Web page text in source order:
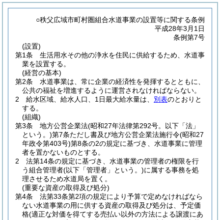
○秩父広域市町村圏組合水道事業の設置等に関する条例
平成28年3月1日
条例第7号
(設置)
第1条
生活用水その他の浄水を住民に供給するため、水道事
業を設置する。
(経営の基本)
第2条
水道事業は、常に企業の経済性を発揮するとともに、
公共の福祉を増進するように運営されなければならない。
2
給水区域、給水人口、1日最大給水量は、 別表のとおりと
する。
(組織)
第3条
地方公営企業法(昭和27年法律第292号。以下「法」
という。)第7条ただし書及び地方公営企業法施行令(昭和27
年政令第403号)第8条の2の規定に基づき、水道事業に管理
者を置かないものとする。
2
法第14条の規定に基づき、水道事業の管理者の権限を行
う組合管理者(以下「管理者」という。)に属する事務を処
理させるため水道局を置く。
(重要な資産の取得及び処分)
第4条
法第33条第2項の規定により予算で定めなければなら
ない水道事業の用に供する資産の取得及び処分は、予定価
格(適正な対価を得てする売払い以外の方法による譲渡にあ